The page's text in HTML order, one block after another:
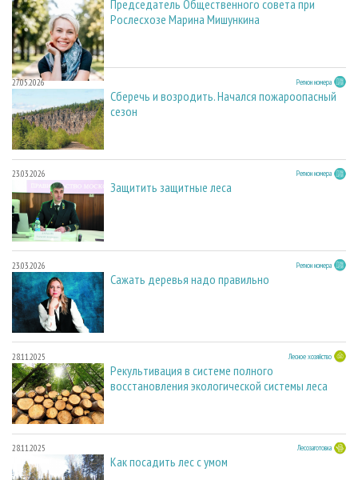
Председатель Общественного совета при
Рослесхозе Марина Мишункина
27.05.2026 Регион номера
Сберечь и возродить. Начался пожароопасный
сезон
23.03.2026 Регион номера
Защитить защитные леса
23.03.2026 Регион номера
Сажать деревья надо правильно
28.11.2025 Лесное хозяйство
Рекультивация в системе полного
восстановления экологической системы леса
28.11.2025 Лесозаготовка
Как посадить лес с умом